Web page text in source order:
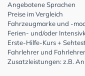
Angebotene Sprachen
Preise im Vergleich
Fahrzeugmarke und -
Ferien- und/oder
Erste-Hilfe-Kurs +
Fahrlehrer und
Zusatzleistungen: z.B.